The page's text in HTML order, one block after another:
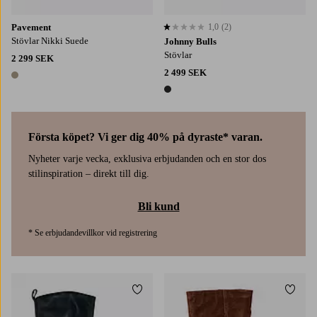
Pavement
Stövlar Nikki Suede
2 299 SEK
1 färg
Första köpet? Vi ger dig 40% på dyraste* varan.
Nyheter varje vecka, exklusiva erbjudanden och en stor dos
stilinspiration – direkt till dig.
Bli kund
* Se erbjudandevillkor vid registrering
Johnny Bulls
Stövlar
2 499 SEK
1 färg
1,0 baserat på 2 st betyg
1,0 (2)
Lägg till i favoriter